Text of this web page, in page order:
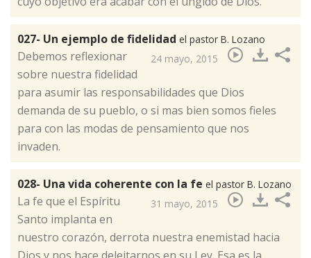
027- Un ejemplo de fidelidad el pastor B. Lozano
24 mayo, 2015
​Debemos reflexionar
sobre nuestra fidelidad
para asumir las responsabilidades que Dios
demanda de su pueblo, o si mas bien somos fieles
para con las modas de pensamiento que nos
invaden.
028- Una vida coherente con la fe el pastor B. Lozano
31 mayo, 2015
​La fe que el Espíritu
Santo implanta en
nuestro corazón, derrota nuestra enemistad hacia